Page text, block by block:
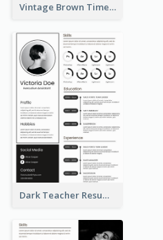
Vintage Brown Timeline Resume
Dark Teacher Resume